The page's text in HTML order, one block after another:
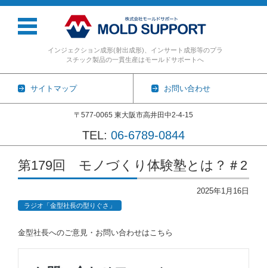
インジェクション成形(射出成形)、インサート成形等のプラ
スチック製品の一貫生産はモールドサポートへ
サイトマップ お問い合わせ
〒577-0065 東大阪市高井田中2-4-15
TEL: 06-6789-0844
コンテンツに移動
第179回 モノづくり体験塾とは？＃2
2025年1月16日
ラジオ「金型社長の型りぐさ」
金型社長へのご意見・お問い合わせはこちら